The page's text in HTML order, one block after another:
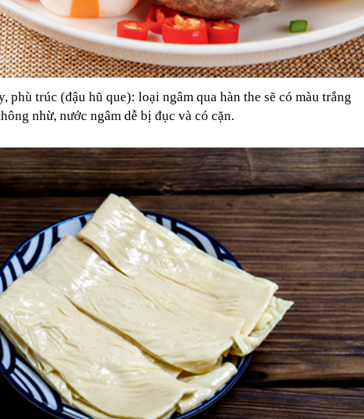
phù trúc (đậu hũ que): loại ngâm qua hàn the sẽ có màu trắng
nhừ, nước ngâm dễ bị đục và có cặn.